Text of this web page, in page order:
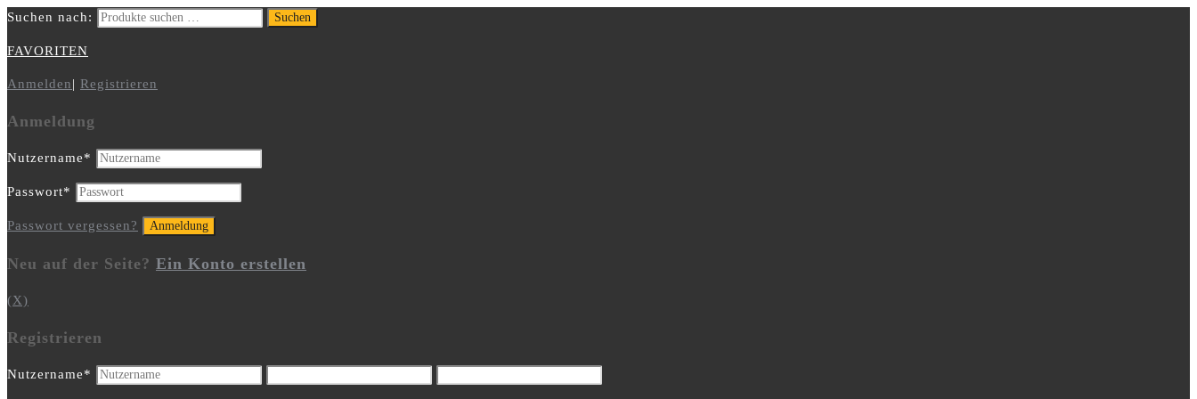
Suchen nach: Suchen
FAVORITEN
Anmelden| Registrieren
Anmeldung
Nutzername*
Passwort*
Passwort vergessen?
Neu auf der Seite? Ein Konto erstellen
(X)
Registrieren
Nutzername*